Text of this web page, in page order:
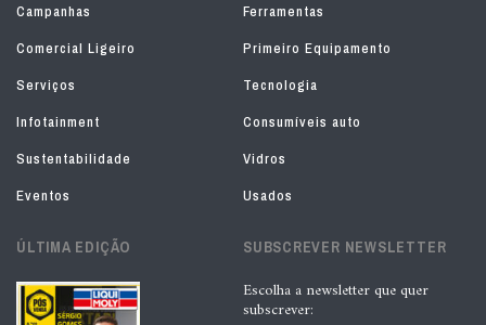
Campanhas
Ferramentas
Comercial Ligeiro
Primeiro Equipamento
Serviços
Tecnologia
Infotainment
Consumíveis auto
Sustentabilidade
Vidros
Eventos
Usados
ÚLTIMA EDIÇÃO SUBSCREVER NEWSLETTER
Escolha a newsletter que quer
subscrever: